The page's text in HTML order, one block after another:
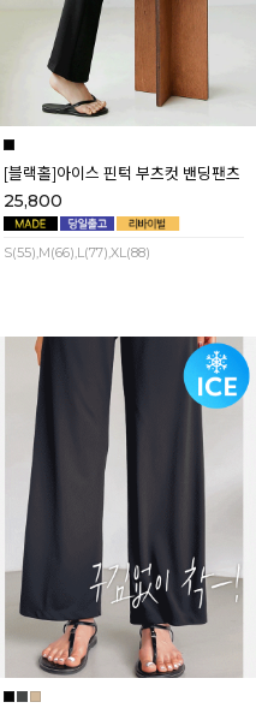
[블랙홀]아이스 핀턱 부츠컷 밴딩팬츠
25,800
S(55),M(66),L(77),XL(88)